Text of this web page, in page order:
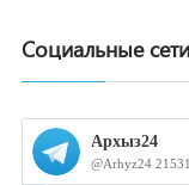
Социальные сети